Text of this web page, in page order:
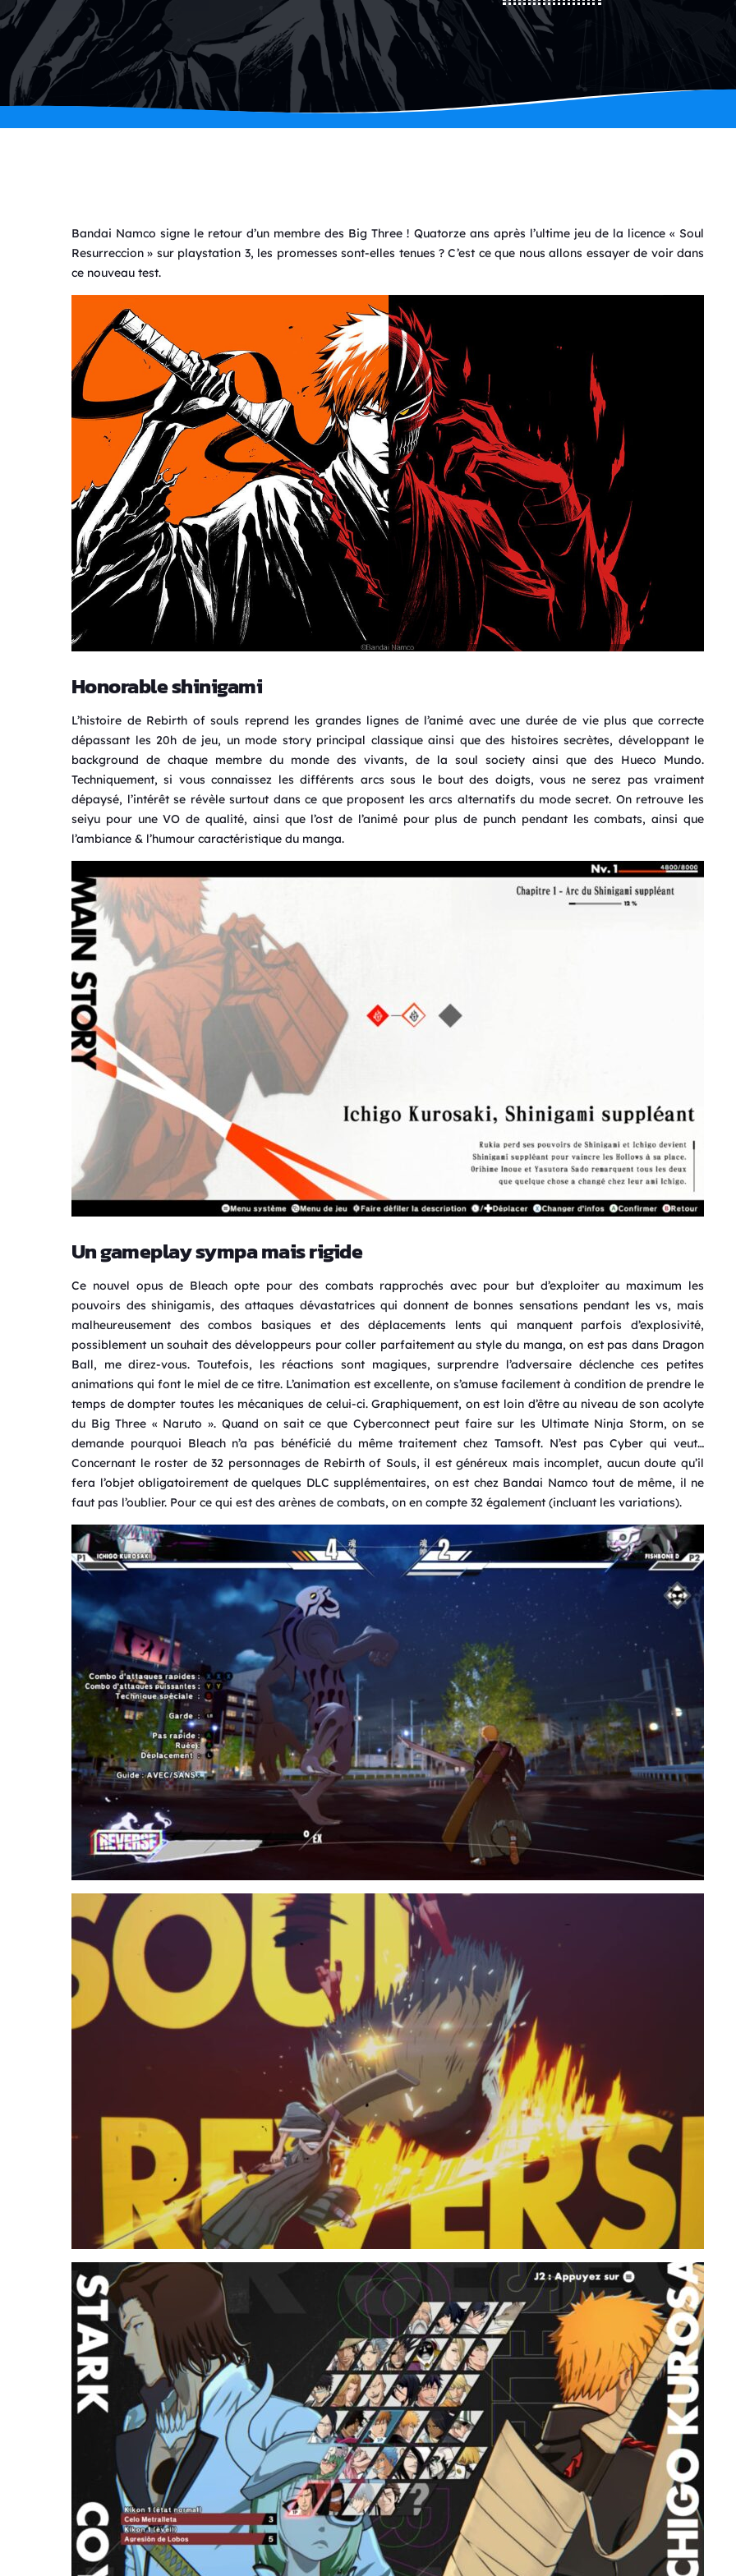
Bandai Namco signe le retour d’un membre des Big Three ! Quatorze ans après l’ultime jeu de la licence « Soul
Resurreccion » sur playstation 3, les promesses sont-elles tenues ? C’est ce que nous allons essayer de voir dans
ce nouveau test.
Honorable shinigami
L’histoire de Rebirth of souls reprend les grandes lignes de l’animé avec une durée de vie plus que correcte
dépassant les 20h de jeu, un mode story principal classique ainsi que des histoires secrètes, développant le
background de chaque membre du monde des vivants, de la soul society ainsi que des Hueco Mundo.
Techniquement, si vous connaissez les différents arcs sous le bout des doigts, vous ne serez pas vraiment
dépaysé, l’intérêt se révèle surtout dans ce que proposent les arcs alternatifs du mode secret. On retrouve les
seiyu pour une VO de qualité, ainsi que l’ost de l’animé pour plus de punch pendant les combats, ainsi que
l’ambiance & l’humour caractéristique du manga.
Un gameplay sympa mais rigide
Ce nouvel opus de Bleach opte pour des combats rapprochés avec pour but d’exploiter au maximum les
pouvoirs des shinigamis, des attaques dévastatrices qui donnent de bonnes sensations pendant les vs, mais
malheureusement des combos basiques et des déplacements lents qui manquent parfois d’explosivité,
possiblement un souhait des développeurs pour coller parfaitement au style du manga, on est pas dans Dragon
Ball, me direz-vous. Toutefois, les réactions sont magiques, surprendre l’adversaire déclenche ces petites
animations qui font le miel de ce titre. L’animation est excellente, on s’amuse facilement à condition de prendre le
temps de dompter toutes les mécaniques de celui-ci. Graphiquement, on est loin d’être au niveau de son acolyte
du Big Three « Naruto ». Quand on sait ce que Cyberconnect peut faire sur les Ultimate Ninja Storm, on se
demande pourquoi Bleach n’a pas bénéficié du même traitement chez Tamsoft. N’est pas Cyber qui veut…
Concernant le roster de 32 personnages de Rebirth of Souls, il est généreux mais incomplet, aucun doute qu’il
fera l’objet obligatoirement de quelques DLC supplémentaires, on est chez Bandai Namco tout de même, il ne
faut pas l’oublier. Pour ce qui est des arènes de combats, on en compte 32 également (incluant les variations).